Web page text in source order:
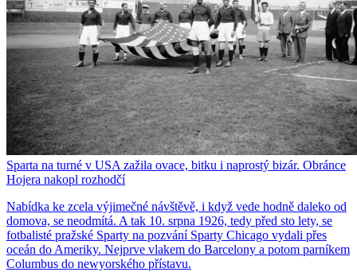
Sparta na turné v USA zažila ovace, bitku i naprostý bizár. Obránce
Hojera nakopl rozhodčí
Nabídka ke zcela výjimečné návštěvě, i když vede hodně daleko od
domova, se neodmítá. A tak 10. srpna 1926, tedy před sto lety, se
fotbalisté pražské Sparty na pozvání Sparty Chicago vydali přes
oceán do Ameriky. Nejprve vlakem do Barcelony a potom parníkem
Columbus do newyorského přístavu.